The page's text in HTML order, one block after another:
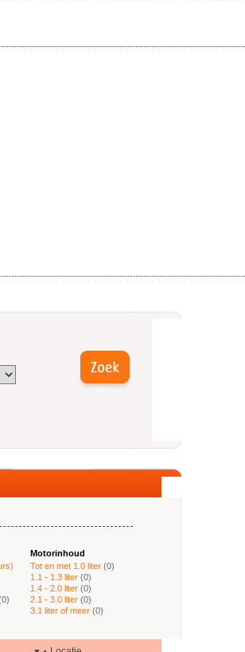
Motorinhoud
Tot en met 1.0 liter (0)
1.1 - 1.3 liter (0)
1.4 - 2.0 liter (0)
2.1 - 3.0 liter (0)
3.1 liter of meer (0)